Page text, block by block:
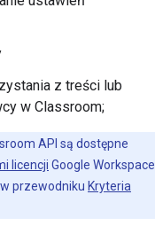
z treści lub
w Classroom;
API są dostępne
licencji Google Workspace
przewodniku Kryteria